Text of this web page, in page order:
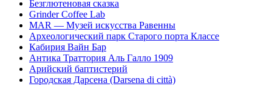
Безглютеновая сказка
Grinder Coffee Lab
MAR — Музей искусства Равенны
Археологический парк Старого порта Классе
Кабирия Вайн Бар
Антика Траттория Аль Галло 1909
Арийский баптистерий
Городская Дарсена (Darsena di città)